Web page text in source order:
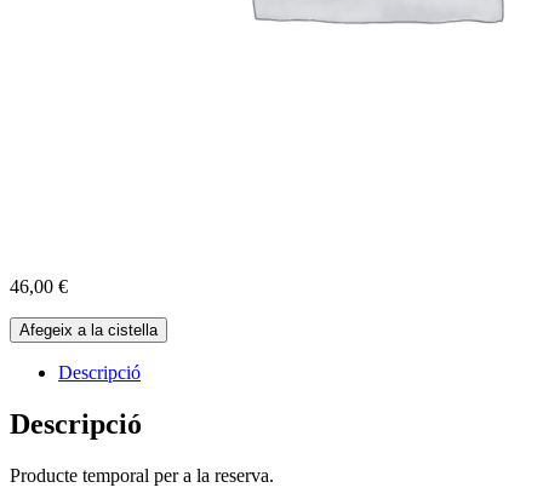
46,00 €
quantitat
de
Reserva
15-
11-
-
Afegeix a la cistella
Descripció
Descripció
Producte temporal per a la reserva.